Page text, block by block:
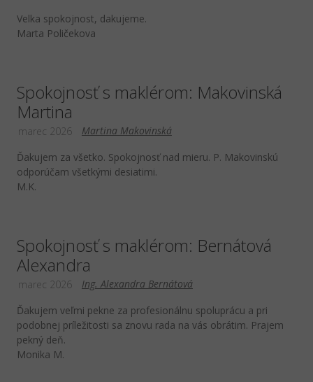
Velka spokojnost, dakujeme.
Marta Poličekova
Spokojnosť s maklérom: Makovinská
Martina
Martina Makovinská
marec 2026
Ďakujem za všetko. Spokojnosť nad mieru. P. Makovinskú
odporúčam všetkými desiatimi.
M.K.
Spokojnosť s maklérom: Bernátová
Alexandra
Ing. Alexandra Bernátová
marec 2026
Ďakujem veľmi pekne za profesionálnu spoluprácu a pri
podobnej príležitosti sa znovu rada na vás obrátim. Prajem
pekný deň.
Monika M.